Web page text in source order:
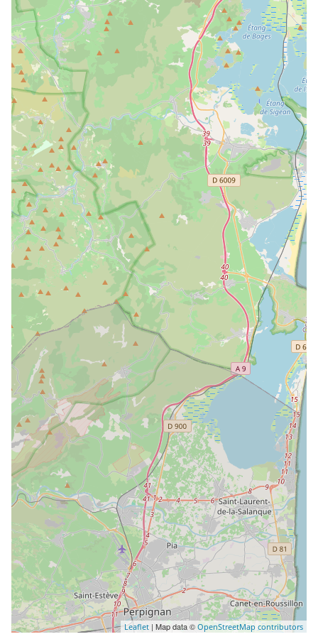
Leaflet | Map data © OpenStreetMap contributors